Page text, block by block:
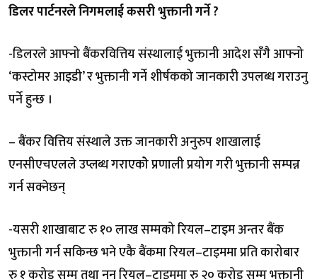
डिलर पार्टनरले निगमलाई कसरी भुक्तानी गर्ने ?
-डिलरले आफ्नो बैंकरवित्तिय संस्थालाई भुक्तानी आदेश सँगै आफ्नो
‘कस्टोमर आइडी’ र भुक्तानी गर्ने शीर्षकको जानकारी उपलब्ध गराउनु
पर्ने हुन्छ ।
– बैंकर वित्तिय संस्थाले उक्त जानकारी अनुरुप शाखालाई
एनसीएचएलले उप्लब्ध गराएकोे प्रणाली प्रयोग गरी भुक्तानी सम्पन्न
गर्न सक्नेछन्
-यसरी शाखाबाट रु १० लाख सम्मको रियल–टाइम अन्तर बैंक
भुक्तानी गर्न सकिन्छ भने एकै बैंकमा रियल–टाइममा प्रति कारोबार